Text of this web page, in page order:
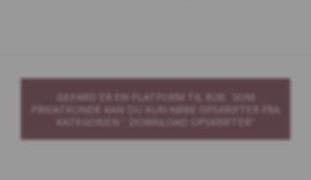
GEPARD ER EN PLATFORM TIL B2B. SOM
PRIVATKUNDE KAN DU KUN KØBE OPSKRIFTER FRA
KATEGORIEN " DOWNLOAD OPSKRIFTER"